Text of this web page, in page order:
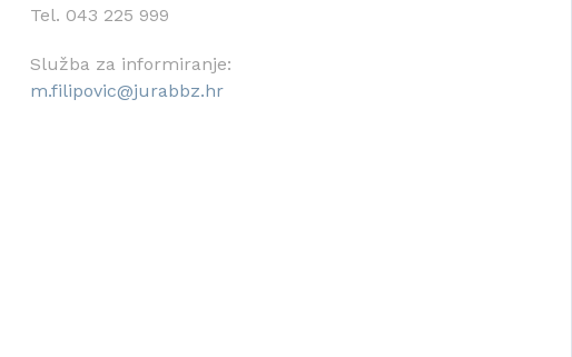
Tel. 043 225 999
Služba za informiranje:
m.filipovic@jurabbz.hr